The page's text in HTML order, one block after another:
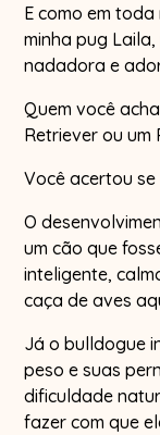
E como em
minha pug
nadadora e
Quem você
Retriever ou um
Você acertou
O
um cão que
inteligente,
caça de aves
Já o bulldogue
peso e suas
dificuldade
fazer com que